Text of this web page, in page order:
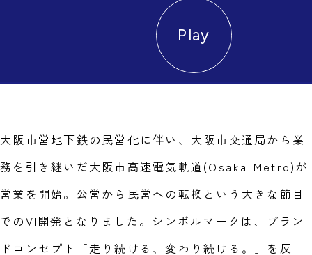
大阪市営地下鉄の民営化に伴い、大阪市交通局から業
務を引き継いだ大阪市高速電気軌道(Osaka Metro)が
営業を開始。公営から民営への転換という大きな節目
でのVI開発となりました。シンボルマークは、ブラン
ドコンセプト「走り続ける、変わり続ける。」を反